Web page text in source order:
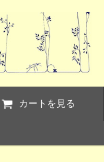
カートを見る